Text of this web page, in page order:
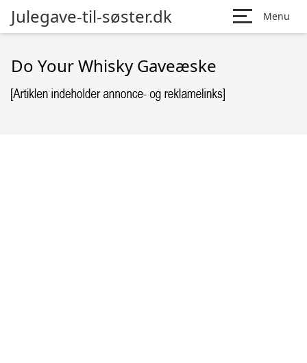
Julegave-til-søster.dk Menu
Do Your Whisky Gaveæske